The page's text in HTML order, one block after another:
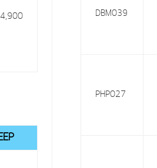
4,900 DBM039
PHP027